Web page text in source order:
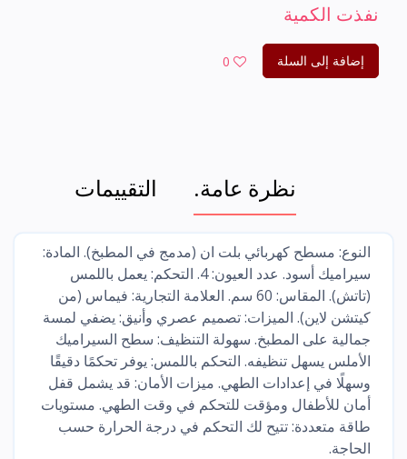
نفذت الكمية
إضافة إلى السلة 0
نظرة عامة. التقييمات
النوع: مسطح كهربائي بلت ان (مدمج في المطبخ). المادة:
سيراميك أسود. عدد العيون: 4. التحكم: يعمل باللمس
(تاتش). المقاس: 60 سم. العلامة التجارية: فيماس (من
كيتشن لاين). الميزات: تصميم عصري وأنيق: يضفي لمسة
جمالية على المطبخ. سهولة التنظيف: سطح السيراميك
الأملس يسهل تنظيفه. التحكم باللمس: يوفر تحكمًا دقيقًا
وسهلًا في إعدادات الطهي. ميزات الأمان: قد يشمل قفل
أمان للأطفال ومؤقت للتحكم في وقت الطهي. مستويات
طاقة متعددة: تتيح لك التحكم في درجة الحرارة حسب
الحاجة.